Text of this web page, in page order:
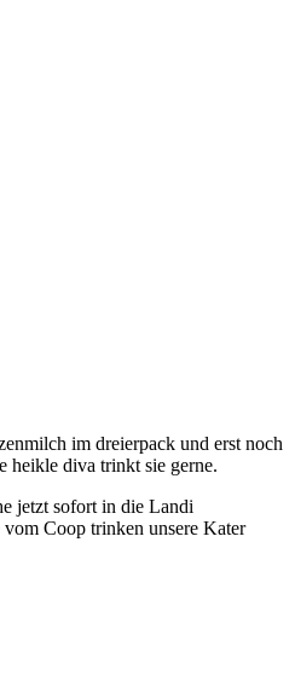
im dreierpack und erst noch
heikle diva trinkt sie gerne.
jetzt sofort in die Landi
Coop trinken unsere Kater